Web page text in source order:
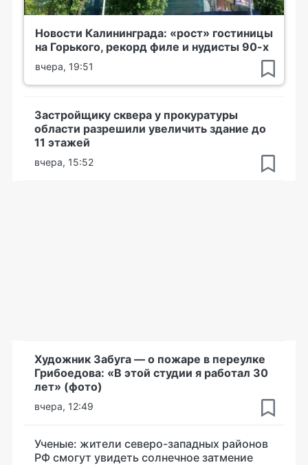
Новости Калининграда: «рост» гостиницы
на Горького, рекорд филе и нудисты 90-х
вчера, 19:51
Застройщику сквера у прокуратуры
области разрешили увеличить здание до
11 этажей
вчера, 15:52
Художник Забуга — о пожаре в переулке
Грибоедова: «В этой студии я работал 30
лет» (фото)
вчера, 12:49
Ученые: жители северо-западных районов
РФ смогут увидеть солнечное затмение